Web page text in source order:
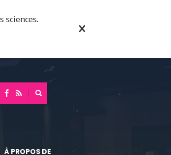
sciences.
À PROPOS DE